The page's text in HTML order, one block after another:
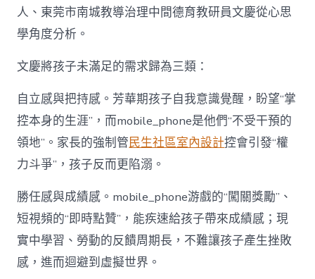
人、東莞市南城教導治理中間德育教研員文慶從心思
學角度分析。
文慶將孩子未滿足的需求歸為三類：
自立感與把持感。芳華期孩子自我意識覺醒，盼望“掌
控本身的生涯”，而mobile_phone是他們“不受干預的
領地”。家長的強制管民生社區室內設計控會引發“權
力斗爭”，孩子反而更陷溺。
勝任感與成績感。mobile_phone游戲的“闖關獎勵”、
短視頻的“即時點贊”，能疾速給孩子帶來成績感；現
實中學習、勞動的反饋周期長，不難讓孩子產生挫敗
感，進而迴避到虛擬世界。